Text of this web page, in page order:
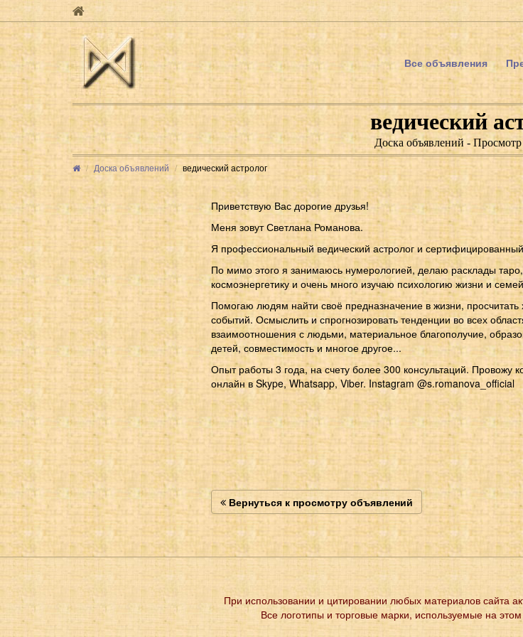
Все объявления
ведический
Доска объявлений -
Доска объявлений
ведический астролог
Приветствую Вас дорогие друзья!
Меня зовут Светлана Романова.
Я профессиональный ведический астролог и
По мимо этого я занимаюсь нумерологией, делаю расклады
космоэнергетику и очень много изучаю психологию жизни и
Помогаю людям найти своё предназначение в жизни,
событий. Осмыслить и спрогнозировать тенденции во всех
взаимоотношения с людьми, материальное благополучие,
детей, совместимость и многое другое...
Опыт работы 3 года, на счету более 300 консультаций. Провожу
онлайн в Skype, Whatsapp, Viber. Instagram @s.romanova_official
Вернуться к просмотру объявлений
При использовании и цитировании любых материалов сайта
Все логотипы и торговые марки, используемые на